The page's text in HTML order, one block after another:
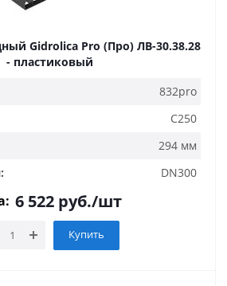
Gidrolica Pro (Про) ЛВ-30.38.28
- пластиковый
832pro
C250
294 мм
DN300
6 522 руб./шт
Купить